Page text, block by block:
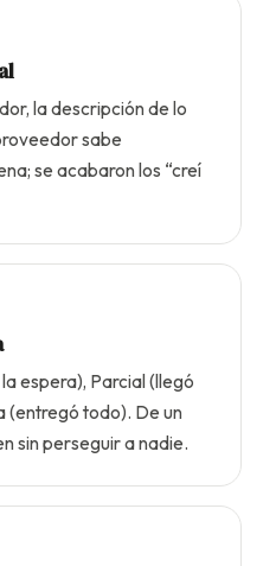
la descripción de lo
sabe
se acabaron los “creí
espera), Parcial (llegó
(entregó todo). De un
sin perseguir a nadie.